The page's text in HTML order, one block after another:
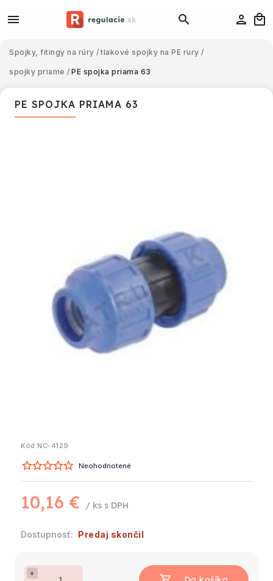
Spojky, fitingy na rúry / tlakové spojky na PE rury /
spojky priame / PE spojka priama 63
PE SPOJKA PRIAMA 63
Kód:NC-4129
Neohodnotené
10,16 € / ks
Predaj skončil
+